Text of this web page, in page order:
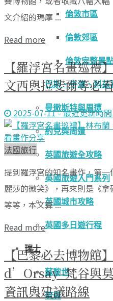
倫敦市區
倫敦郊區
倫敦完整景
巴斯、牛津、科茲
曼徹斯特與周遭
約克與周遭
英國旅遊全攻略
英國旅遊入門系列
英國城市攻略
英國多日遊行程
瑞士
蘇黎世
琉森
文介紹的瑪摩 ...
Read more
【羅浮宮名畫巡禮
文西與拉斐爾等必
2025-07-11 - 最近更新時
法國旅行
提到羅浮宮的知名畫作，第
麗莎的微笑》，再來則是《拿
等等，本文算 ...
Read more
【巴黎必去博物館
d’Orsay–梵谷與
資訊與建議路線